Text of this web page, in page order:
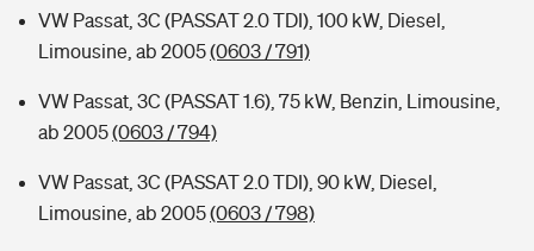
VW Passat, 3C (PASSAT 2.0 TDI), 100 kW, Diesel,
Limousine, ab 2005(0603 / 791)
VW Passat, 3C (PASSAT 1.6), 75 kW, Benzin, Limousine,
ab 2005(0603 / 794)
VW Passat, 3C (PASSAT 2.0 TDI), 90 kW, Diesel,
Limousine, ab 2005(0603 / 798)